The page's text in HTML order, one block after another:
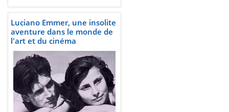
Luciano Emmer, une insolite
aventure dans le monde de
l'art et du cinéma